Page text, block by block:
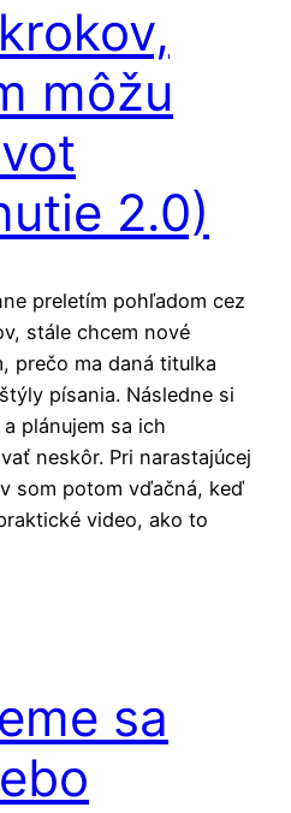
môžu
2.0)
preletím pohľadom cez
stále chcem nové
prečo ma daná titulka
písania. Následne si
plánujem sa ich
neskôr. Pri narastajúcej
som potom vďačná, keď
video, ako to
sa